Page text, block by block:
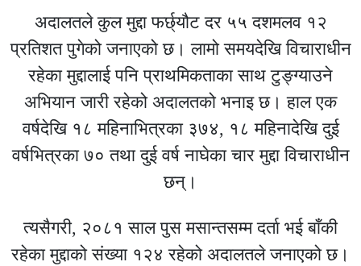
अदालतले कुल मुद्दा फर्छ्यौट दर ५५ दशमलव १२
प्रतिशत पुगेको जनाएको छ। लामो समयदेखि विचाराधीन
रहेका मुद्दालाई पनि प्राथमिकताका साथ टुङ्ग्याउने
अभियान जारी रहेको अदालतको भनाइ छ। हाल एक
वर्षदेखि १८ महिनाभित्रका ३७४, १८ महिनादेखि दुई
वर्षभित्रका ७० तथा दुई वर्ष नाघेका चार मुद्दा विचाराधीन
छन्।
त्यसैगरी, २०८१ साल पुस मसान्तसम्म दर्ता भई बाँकी
रहेका मुद्दाको संख्या १२४ रहेको अदालतले जनाएको छ।